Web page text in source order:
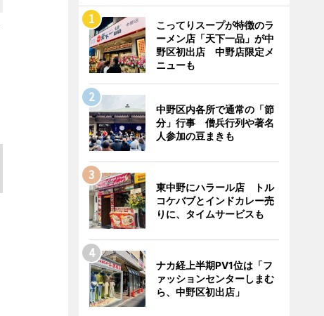
こってりスープが特徴のラ
ーメン店「天下一品」が中
野区初出店 中野店限定メ
ニューも
中野区内各所で通常の「節
分」行事 僧兵行列や著名
人参加の豆まきも
東中野にハラール店 トル
コケバブとインドカレー売
りに、タイムサービスも
ナカ経上半期PV1位は「フ
ァッションセンターしまむ
ら、中野区初出店」